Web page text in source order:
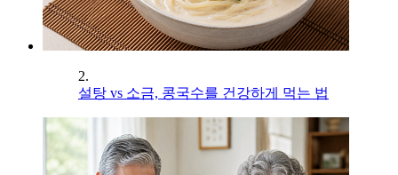
2.
설탕 vs 소금, 콩국수를 건강하게 먹는 법